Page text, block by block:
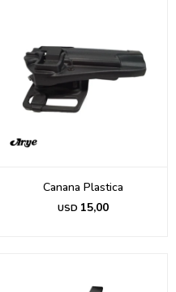
Canana Plastica
USD 15,00